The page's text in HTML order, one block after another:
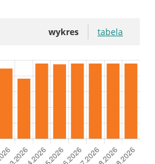
wykres tabela